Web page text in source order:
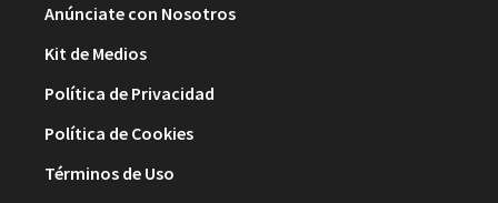
Anúnciate con Nosotros
Kit de Medios
Política de Privacidad
Política de Cookies
Términos de Uso